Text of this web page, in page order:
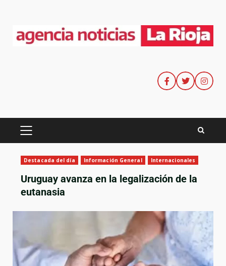
Destacada del día Información General Internacionales
Uruguay avanza en la legalización de la
eutanasia